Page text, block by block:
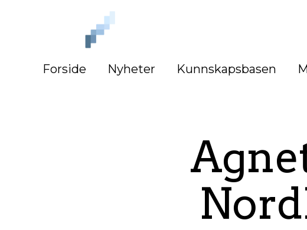
Nord
Norge
Forside Nyheter Kunnskapsbasen